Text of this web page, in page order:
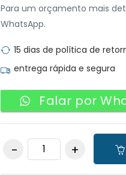
Para um orçamento mais
WhatsApp.
15 dias de política de
entrega rápida e segura
Falar por
Serra de Ossos com
Lâmina de 1650 mm